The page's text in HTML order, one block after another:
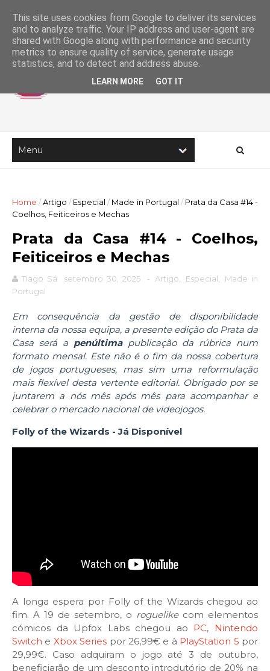
Home /Artigo / Especial / Made in Portugal / Prata da Casa #14 -
Coelhos, Feiticeiros e Mechas
Prata da Casa #14 - Coelhos,
Feiticeiros e Mechas
Tiago Sá setembro 30, 2025 - Artigo Especial
Made in
Portugal
Em consequência da gestão de disponibilidade
interna da nossa equipa, a presente edição do Prata da
Casa será a penúltima publicação da rúbrica num
formato mensal. Este não é o fim da nossa cobertura
de jogos portugueses, mas sim uma reformulação
mais flexível desta vertente editorial. Obrigado por se
juntarem a nós mês após mês para acompanhar e
celebrar o mercado nacional de videojogos.
Folly of the Wizards - Já Disponível
A longa espera por Folly of the Wizards chegou ao
fim. A 19 de setembro, o roguelike com elementos
cómicos da Upfox Labs chegou ao PC, Nintendo
Switch e Xbox Series por 26,99€ e à PlayStation 5 por
29,99€. Caso adquiram o jogo até 3 de outubro,
beneficiarão de um desconto introdutório de 20% na
This site uses cookies from Google to deliver its services
and to analyze traffic. Your IP address and user-agent are
shared with Google along with performance and security
metrics to ensure quality of service, generate usage
statistics, and to detect and address abuse.
LEARN MORE GOT IT